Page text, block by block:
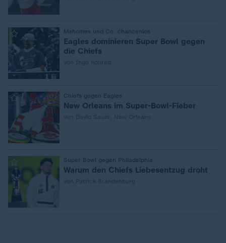
Mahomes und Co. chancenlos
Eagles dominieren Super Bowl gegen
die Chiefs
Chiefs gegen Eagles
New Orleans im Super-Bowl-Fieber
Super Bowl gegen Philadelphia
Warum den Chiefs Liebesentzug droht